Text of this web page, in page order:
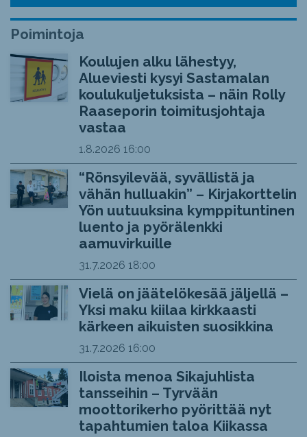
Poimintoja
Koulujen alku lähestyy,
Alueviesti kysyi Sastamalan
koulukuljetuksista – näin Rolly
Raaseporin toimitusjohtaja
vastaa
1.8.2026 16:00
“Rönsyilevää, syvällistä ja
vähän hulluakin” – Kirjakorttelin
Yön uutuuksina kymppituntinen
luento ja pyörälenkki
aamuvirkuille
31.7.2026 18:00
Vielä on jäätelökesää jäljellä –
Yksi maku kiilaa kirkkaasti
kärkeen aikuisten suosikkina
31.7.2026 16:00
Iloista menoa Sikajuhlista
tansseihin – Tyrvään
moottorikerho pyörittää nyt
tapahtumien taloa Kiikassa